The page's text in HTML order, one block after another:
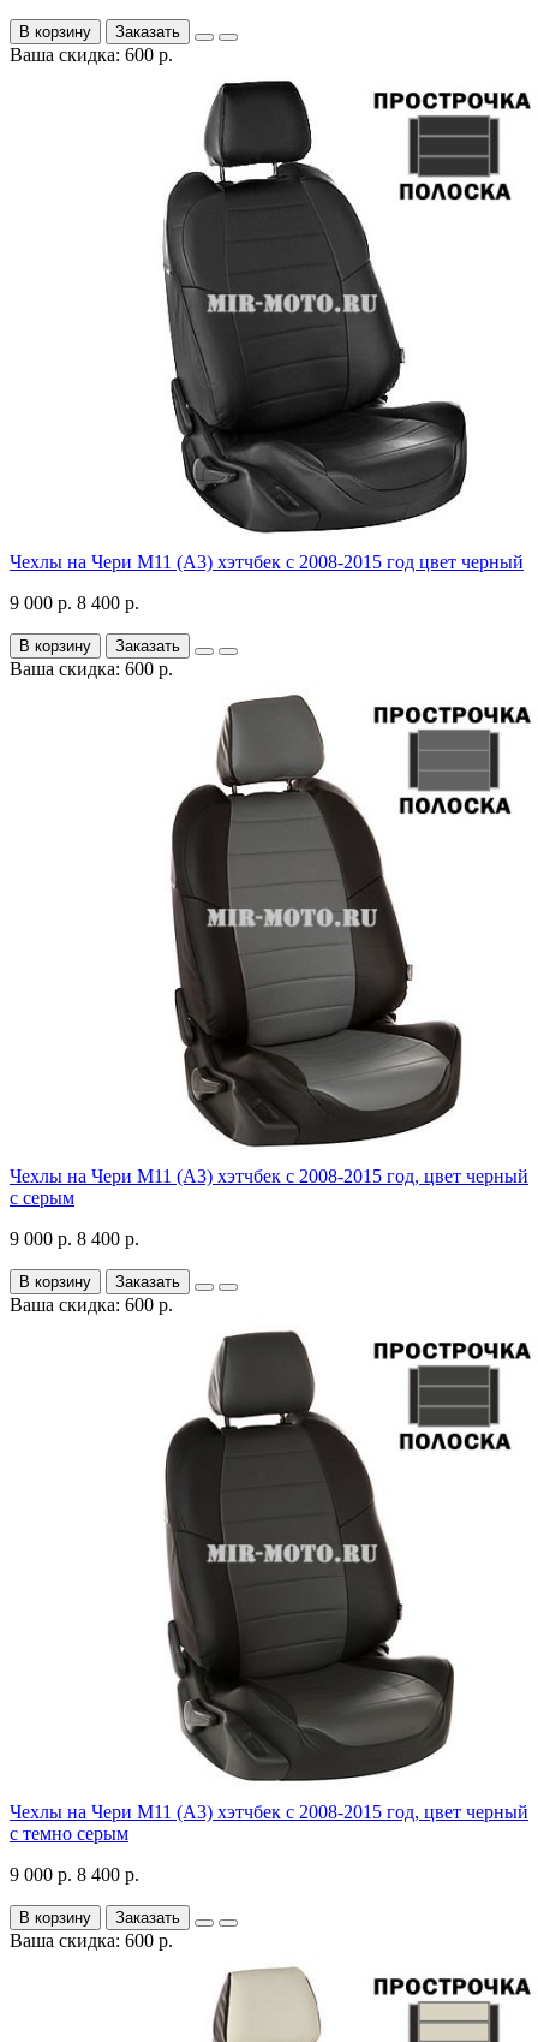
В корзину Заказать
Ваша скидка: 600 р.
Чехлы на Чери М11 (А3) хэтчбек с 2008-2015 год цвет черный
9 000 р. 8 400 р.
В корзину Заказать
Ваша скидка: 600 р.
Чехлы на Чери М11 (А3) хэтчбек с 2008-2015 год, цвет черный
с серым
9 000 р. 8 400 р.
В корзину Заказать
Ваша скидка: 600 р.
Чехлы на Чери М11 (А3) хэтчбек с 2008-2015 год, цвет черный
с темно серым
9 000 р. 8 400 р.
В корзину Заказать
Ваша скидка: 600 р.